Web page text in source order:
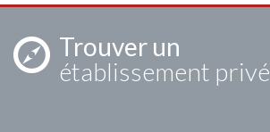
Trouver un
établissement privé